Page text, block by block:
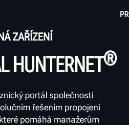
ZAŘÍZENÍ
HUNTERNET®
portál společnosti
řešením propojení
pomáhá manažerům